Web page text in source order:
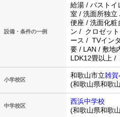
設備・条件の一例
給湯 / バストイ
室 / 洗面所独立
便座 / 洗面化
ン / クロゼッ
ース / TVイン
要 / LAN / 敷地
LDK12畳以上 /
小学校区
和歌山市立雑賀
(和歌山県和歌
中学校区
西浜中学校
(和歌山県和歌